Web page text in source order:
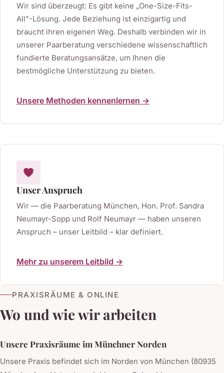
Wir sind überzeugt: Es gibt keine „One-Size-Fits-
All"-Lösung. Jede Beziehung ist einzigartig und
braucht ihren eigenen Weg. Deshalb verbinden wir in
unserer Paarberatung verschiedene wissenschaftlich
fundierte Beratungsansätze, um Ihnen die
bestmögliche Unterstützung zu bieten.
Unsere Methoden kennenlernen →
Unser Anspruch
Wir — die Paarberatung München, Hon. Prof. Sandra
Neumayr-Sopp und Rolf Neumayr — haben unseren
Anspruch – unser Leitbild – klar definiert.
Mehr zu unserem Leitbild →
PRAXISRÄUME & ONLINE
Wo und wie wir arbeiten
Unsere Praxisräume im Münchner Norden
Unsere Praxis befindet sich im Norden von München (80935